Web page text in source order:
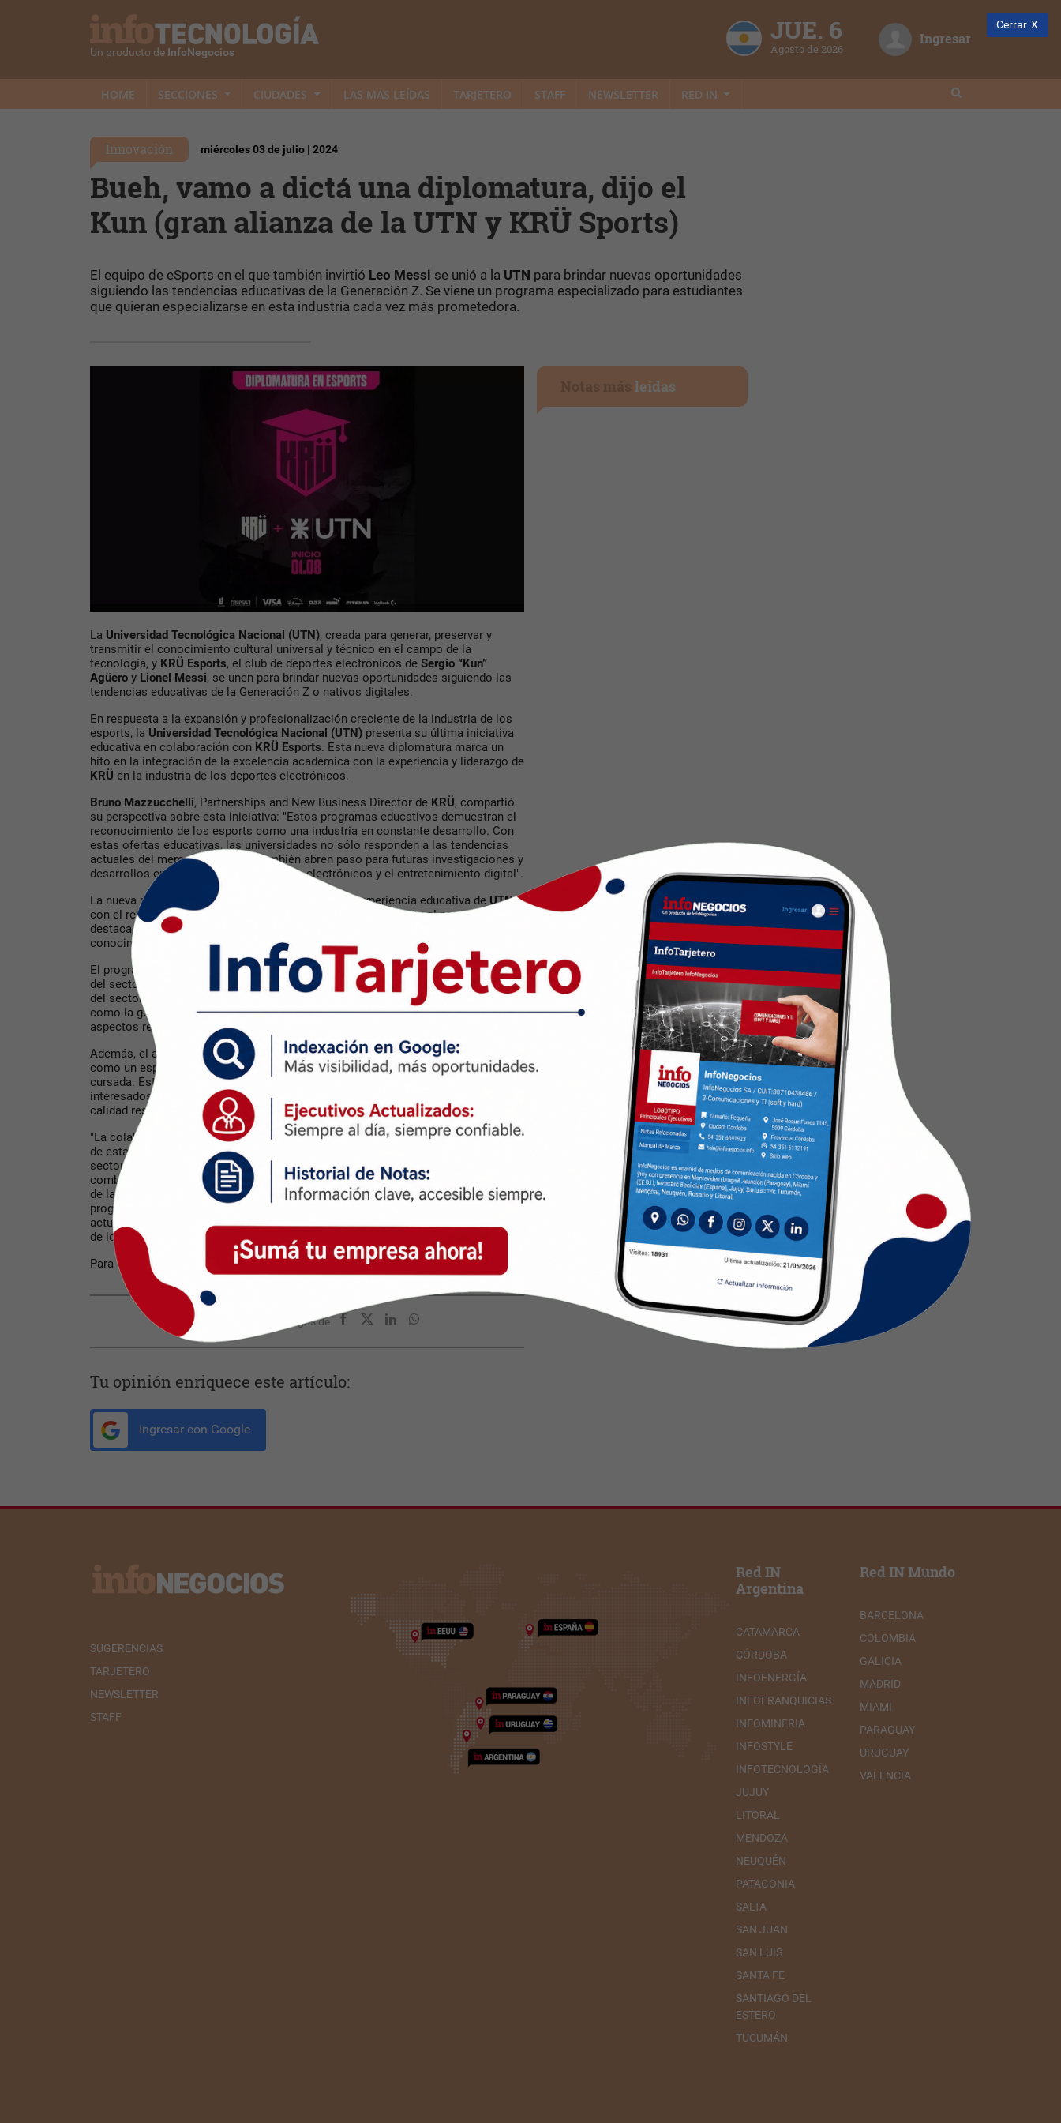
Un producto de InfoNegocios
JUE. 6
Agosto de 2026
Ingresar
HOME SECCIONES CIUDADES LAS MÁS LEÍDAS TARJETERO STAFF NEWSLETTER RED IN
Innovación miércoles 03 de julio | 2024
Bueh, vamo a dictá una diplomatura, dijo el
Kun (gran alianza de la UTN y KRÜ Sports)
El equipo de eSports en el que también invirtió Leo Messi se unió a la UTN para brindar nuevas oportunidades
siguiendo las tendencias educativas de la Generación Z. Se viene un programa especializado para estudiantes
que quieran especializarse en esta industria cada vez más prometedora.
La Universidad Tecnológica Nacional (UTN), creada para generar, preservar y
transmitir el conocimiento cultural universal y técnico en el campo de la
tecnología, y KRÜ Esports, el club de deportes electrónicos de Sergio “Kun”
Agüero y Lionel Messi, se unen para brindar nuevas oportunidades siguiendo las
tendencias educativas de la Generación Z o nativos digitales.
En respuesta a la expansión y profesionalización creciente de la industria de los
esports, la Universidad Tecnológica Nacional (UTN) presenta su última iniciativa
educativa en colaboración con KRÜ Esports. Esta nueva diplomatura marca un
hito en la integración de la excelencia académica con la experiencia y liderazgo de
KRÜ en la industria de los deportes electrónicos.
Bruno Mazzucchelli, Partnerships and New Business Director de KRÜ, compartió
su perspectiva sobre esta iniciativa: "Estos programas educativos demuestran el
reconocimiento de los esports como una industria en constante desarrollo. Con
estas ofertas educativas, las universidades no sólo responden a las tendencias
actuales del mercado, sino que también abren paso para futuras investigaciones y
desarrollos en el campo de los deportes electrónicos y el entretenimiento digital ".
La nueva diplomatura combina la infraestructura y experiencia educativa de UTN
con el respaldo y conocimiento de la industria de
. Durante el programa,
destacados profesionales de KRÜ, participarán como profesores, compartiendo
conocimientos clave y experiencias valiosas en el campo profesional.
El programa se enfoca en preparar a los estudiantes en diversas competencias
del sector, incluyendo la gestión profesional de equipos, derecho y regulaciones
del sector, el rol de los patrocinadores y los fundamentos del patrocinio, así
como la gestión financiera y administrativa de equipos profesionales, entre otros
aspectos relevantes.
Además, el acuerdo entre
KRÜ y UTNpropone alKLÜB(gaming office de KRÜ)
como un espacio para clases especiales y proyectos innovadores durante la
cursada. Esta colaboración ofrece una oportunidad única para todos aquellos
interesados en adentrarse en el mundo de los esports con una formación de
calidad respaldada por los mejores profesionales del campo.
"La colaboración entre KRÜ y la Universidad Tecnológica Nacional en la creación
de esta diplomatura es un paso significativo hacia la profesionalización del
sector. Estamos comprometidos en ofrecer una formación de calidad,
combinando la experiencia académica de UTN con la práctica y el conocimiento
de la industria que KRÜ puede proporcionar. Creemos firmemente que estos
programas no sólo prepararán a los estudiantes para enfrentar los desafíos
actuales, sino que también impulsarán la innovación y el crecimiento en el ámbito
de los esports
", concluyó Bruno Mazzucchelli
Para más información
https://utn.edu.ar/es/secretaria-sceu/diplomaturaesports
Compartir con tus amigos de
Tu opinión enriquece este artículo:
Ingresar con Google
leídas
SUGERENCIAS
TARJETERO
NEWSLETTER
STAFF
Red IN
Argentina
CATAMARCA
CÓRDOBA
INFOENERGÍA
INFOFRANQUICIAS
INFOMINERIA
INFOSTYLE
INFOTECNOLOGÍA
JUJUY
LITORAL
MENDOZA
NEUQUÉN
PATAGONIA
SALTA
SAN JUAN
SAN LUIS
SANTA FE
SANTIAGO DEL
ESTERO
TUCUMÁN
Red IN Mundo
BARCELONA
COLOMBIA
GALICIA
MADRID
MIAMI
PARAGUAY
URUGUAY
VALENCIA
Cerrar